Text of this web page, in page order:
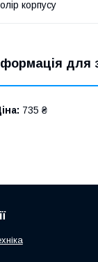
корпусу
для
735 ₴